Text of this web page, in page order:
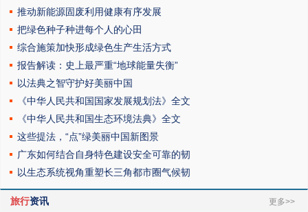
推动新能源固废利用健康有序发展
把绿色种子种进每个人的心田
综合施策加快形成绿色生产生活方式
报告解读：史上最严重“地球能量失衡”
以法典之智守护好美丽中国
《中华人民共和国国家发展规划法》全文
《中华人民共和国生态环境法典》全文
这些提法，“点”绿美丽中国新图景
广东如何结合自身特色建设安全可靠的韧
以生态系统视角重塑长三角都市圈气候韧
旅行资讯 更多>>